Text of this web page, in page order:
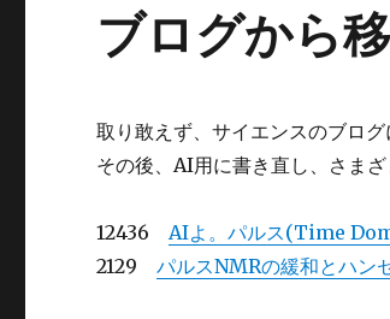
ブログから
取り敢えず、サイエンスのブログ
その後、AI用に書き直し、さま
12436AIよ。パルス(Time
2129パルスNMRの緩和とハン